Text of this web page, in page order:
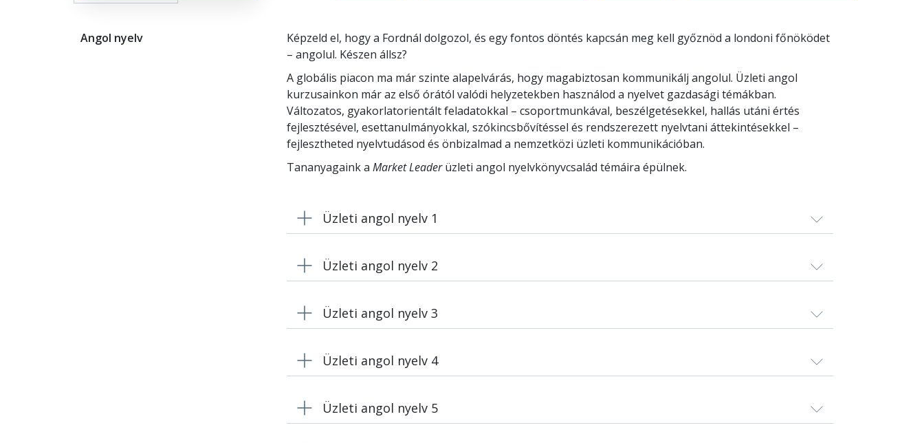
Angol nyelv
Képzeld el, hogy a Fordnál dolgozol, és egy fontos döntés kapcsán meg kell győznöd a londoni főnöködet
– angolul. Készen állsz?
A globális piacon ma már szinte alapelvárás, hogy magabiztosan kommunikálj angolul. Üzleti angol
kurzusainkon már az első órától valódi helyzetekben használod a nyelvet gazdasági témákban.
Változatos, gyakorlatorientált feladatokkal – csoportmunkával, beszélgetésekkel, hallás utáni értés
fejlesztésével, esettanulmányokkal, szókincsbővítéssel és rendszerezett nyelvtani áttekintésekkel –
fejlesztheted nyelvtudásod és önbizalmad a nemzetközi üzleti kommunikációban.
Tananyagaink a Market Leaderüzleti angol nyelvkönyvcsalád témáira épülnek.
Üzleti angol nyelv 1
Üzleti angol nyelv 2
Üzleti angol nyelv 3
Üzleti angol nyelv 4
Üzleti angol nyelv 5